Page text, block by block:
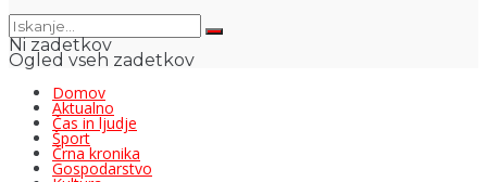
Ni zadetkov
Ogled vseh zadetkov
Domov
Aktualno
Čas in ljudje
Šport
Črna kronika
Gospodarstvo